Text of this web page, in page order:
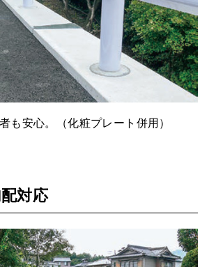
も安心。（化粧プレート併用）
対応